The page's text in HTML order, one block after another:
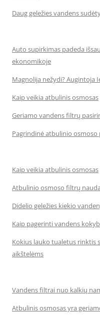
Daug geležies vandens
Auto supirkimas padeda
ekonomikoje
Magnolija nežydi? Augintoja
Kaip veikia atbulinis osmosas
Geriamo vandens filtrų
Pagrindinė atbulinio osmoso
Kaip veikia atbulinis osmosas
Atbulinio osmoso filtrų nauda
Didelio geležies kiekio
Kaip pagerinti vandens
Kokius lauko tualetus rinktis
aikštelėms
Vandens filtrai nuo kalkių
Atbulinis osmosas yra